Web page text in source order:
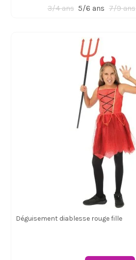
3/4 ans 5/6 ans 7/9 ans
Déguisement diablesse rouge fille